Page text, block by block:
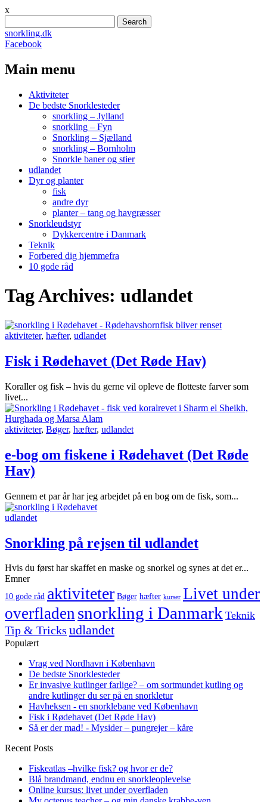
x
for:
snorkling.dk
Facebook
Main menu
Skip
Aktiviteter
De bedste Snorklesteder
snorkling – Jylland
snorkling – Fyn
Snorkling – Sjælland
snorkling – Bornholm
Snorkle baner og stier
udlandet
Dyr og planter
fisk
andre dyr
planter – tang og havgræsser
Snorkleudstyr
Dykkercentre i Danmark
Teknik
Forbered dig hjemmefra
10 gode råd
Tag Archives: udlandet
aktiviteter, hæfter, udlandet
Fisk i Rødehavet (Det Røde Hav)
Koraller og fisk – hvis du gerne vil opleve de flotteste farver som
livet...
aktiviteter, Bøger, hæfter, udlandet
e-bog om fiskene i Rødehavet (Det Røde
Hav)
Gennem et par år har jeg arbejdet på en bog om de fisk, som...
udlandet
Snorkling på rejsen til udlandet
Hvis du først har skaffet en maske og snorkel og synes at det er...
Emner
10 gode råd aktiviteter Bøger hæfter kurser Livet under
overfladen snorkling i Danmark Teknik
Tip & Tricks udlandet
Populært
Vrag ved Nordhavn i København
De bedste Snorklesteder
Er invasive kutlinger farlige? – om sortmundet kutling og
andre kutlinger du ser på en snorkletur
Havheksen - en snorklebane ved København
Fisk i Rødehavet (Det Røde Hav)
Så er der mad! - Mysider – pungrejer – kåre
Recent Posts
Fiskeatlas –hvilke fisk? og hvor er de?
Blå brandmand, endnu en snorkleoplevelse
Online kursus: livet under overfladen